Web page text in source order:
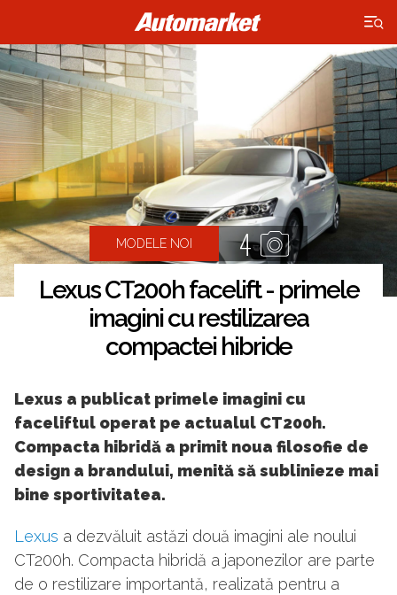
×
MODELE NOI 4
Lexus CT200h facelift - primele
imagini cu restilizarea
compactei hibride
Lexus a publicat primele imagini cu
faceliftul operat pe actualul CT200h.
Compacta hibridă a primit noua filosofie de
design a brandului, menită să sublinieze mai
bine sportivitatea.
Lexus a dezvăluit astăzi două imagini ale noului
CT200h. Compacta hibridă a japonezilor are parte
de o restilizare importantă, realizată pentru a